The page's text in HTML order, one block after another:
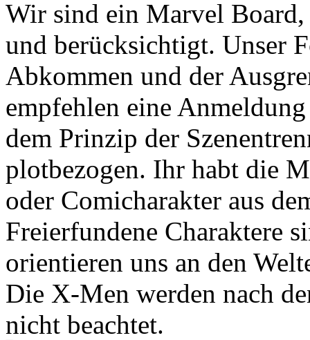
Wir sind ein Marvel
und berücksichtigt. Unser
Abkommen und der
empfehlen eine
dem Prinzip der
plotbezogen. Ihr habt die
oder Comicharakter aus
Freierfundene Charaktere
orientieren uns an den
Die X-Men werden nach
nicht beachtet.